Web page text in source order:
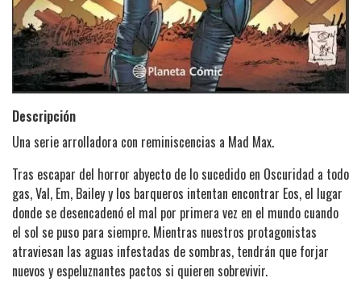
Descripción
Una serie arrolladora con reminiscencias a Mad Max.
Tras escapar del horror abyecto de lo sucedido en Oscuridad a todo
gas, Val, Em, Bailey y los barqueros intentan encontrar Eos, el lugar
donde se desencadenó el mal por primera vez en el mundo cuando
el sol se puso para siempre. Mientras nuestros protagonistas
atraviesan las aguas infestadas de sombras, tendrán que forjar
nuevos y espeluznantes pactos si quieren sobrevivir.